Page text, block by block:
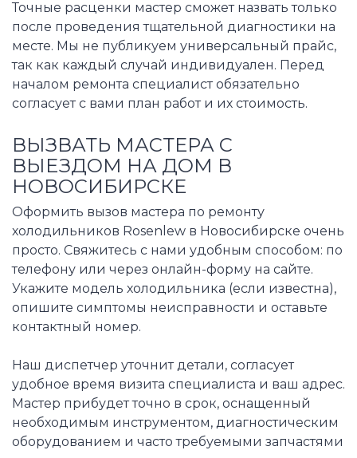
Точные расценки мастер сможет назвать только
после проведения тщательной диагностики на
месте. Мы не публикуем универсальный прайс,
так как каждый случай индивидуален. Перед
началом ремонта специалист обязательно
согласует с вами план работ и их стоимость.
ВЫЗВАТЬ МАСТЕРА С
ВЫЕЗДОМ НА ДОМ В
НОВОСИБИРСКЕ
Оформить вызов мастера по ремонту
холодильников Rosenlew в Новосибирске очень
просто. Свяжитесь с нами удобным способом: по
телефону или через онлайн-форму на сайте.
Укажите модель холодильника (если известна),
опишите симптомы неисправности и оставьте
контактный номер.
Наш диспетчер уточнит детали, согласует
удобное время визита специалиста и ваш адрес.
Мастер прибудет точно в срок, оснащенный
необходимым инструментом, диагностическим
оборудованием и часто требуемыми запчастями